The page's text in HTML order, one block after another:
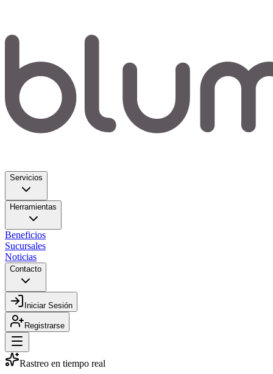
Servicios
Herramientas
Beneficios
Sucursales
Noticias
Contacto
Iniciar Sesión
Registrarse
Rastreo en tiempo real